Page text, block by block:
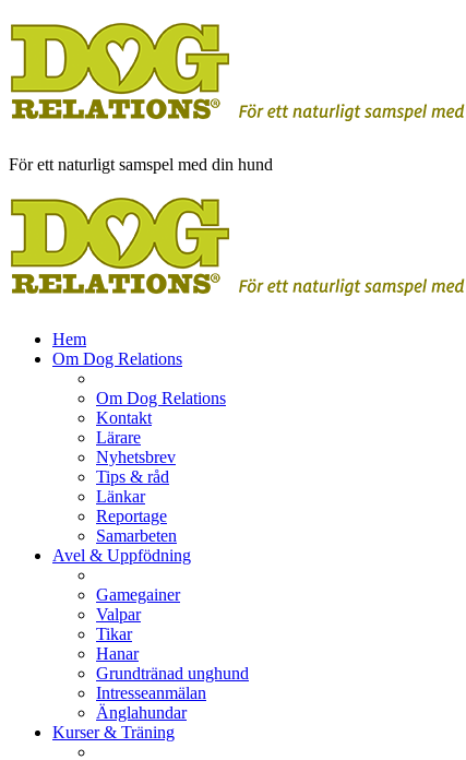
För ett naturligt samspel med din hund
Hem
Om Dog Relations
Om Dog Relations
Kontakt
Lärare
Nyhetsbrev
Tips & råd
Länkar
Reportage
Samarbeten
Avel & Uppfödning
Gamegainer
Valpar
Tikar
Hanar
Grundtränad unghund
Intresseanmälan
Änglahundar
Kurser & Träning